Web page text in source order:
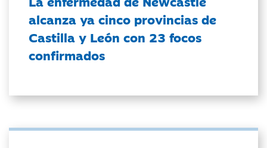
alcanza ya cinco provincias de
Castilla y León con 23 focos
confirmados